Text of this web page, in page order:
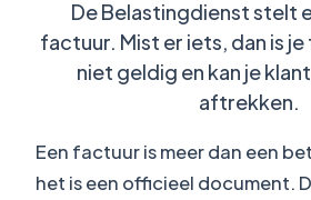
De Belastingdienst stelt
factuur. Mist er iets, dan is
niet geldig en kan je
aftrekken.
Een factuur is meer dan een
het is een officieel document.